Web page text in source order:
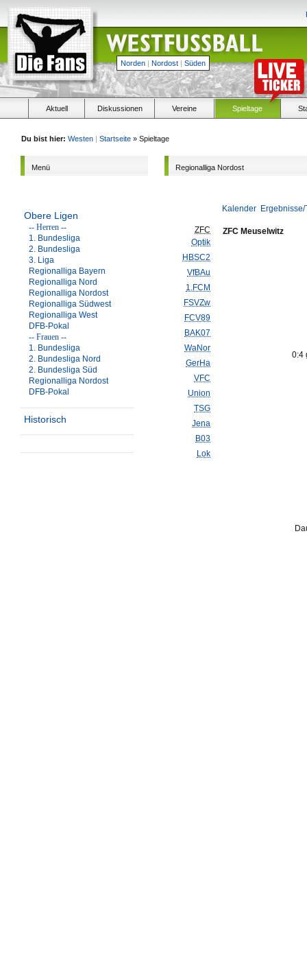
Norden | Nordost | Süden
Aktuell Diskussionen Vereine Spieltage
Du bist hier: Westen | Startseite » Spieltage
Menü
Obere Ligen
-- Herren --
1. Bundesliga
2. Bundesliga
3. Liga
Regionalliga Bayern
Regionalliga Nord
Regionalliga Nordost
Regionalliga Südwest
Regionalliga West
DFB-Pokal
-- Frauen --
1. Bundesliga
2. Bundesliga Nord
2. Bundesliga Süd
Regionalliga Nordost
DFB-Pokal
Historisch
Regionalliga Nordost
Kalender
ZFC
Optik
HBSC2
VfBAu
1.FCM
FSVZw
FCV89
BAK07
WaNor
GerHa
VFC
Union
TSG
Jena
B03
Lok
ZFC Meuselwitz
0:4